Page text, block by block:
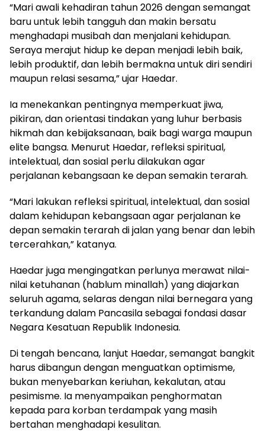
“Mari awali kehadiran tahun 2026 dengan semangat
baru untuk lebih tangguh dan makin bersatu
menghadapi musibah dan menjalani kehidupan.
Seraya merajut hidup ke depan menjadi lebih baik,
lebih produktif, dan lebih bermakna untuk diri sendiri
maupun relasi sesama,” ujar Haedar.
Ia menekankan pentingnya memperkuat jiwa,
pikiran, dan orientasi tindakan yang luhur berbasis
hikmah dan kebijaksanaan, baik bagi warga maupun
elite bangsa. Menurut Haedar, refleksi spiritual,
intelektual, dan sosial perlu dilakukan agar
perjalanan kebangsaan ke depan semakin terarah.
“Mari lakukan refleksi spiritual, intelektual, dan sosial
dalam kehidupan kebangsaan agar perjalanan ke
depan semakin terarah di jalan yang benar dan lebih
tercerahkan,” katanya.
Haedar juga mengingatkan perlunya merawat nilai-
nilai ketuhanan (hablum minallah) yang diajarkan
seluruh agama, selaras dengan nilai bernegara yang
terkandung dalam Pancasila sebagai fondasi dasar
Negara Kesatuan Republik Indonesia.
Di tengah bencana, lanjut Haedar, semangat bangkit
harus dibangun dengan menguatkan optimisme,
bukan menyebarkan keriuhan, kekalutan, atau
pesimisme. Ia menyampaikan penghormatan
kepada para korban terdampak yang masih
bertahan menghadapi kesulitan.